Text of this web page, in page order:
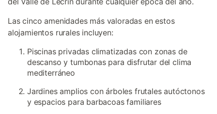
Las cinco amenidades más valoradas en estos
alojamientos rurales incluyen:
Piscinas privadas climatizadas con zonas de
descanso y tumbonas para disfrutar del clima
mediterráneo
Jardines amplios con árboles frutales autóctonos
y espacios para barbacoas familiares